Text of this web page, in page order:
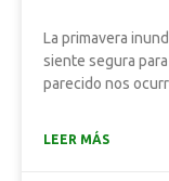
La primavera
siente segura
parecido nos
LEER MÁS